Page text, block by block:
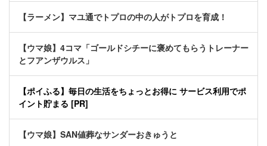
【ラーメン】マユ通でトプロの中の人がトプロを育成！
【ウマ娘】4コマ「ゴールドシチーに褒めてもらうトレーナー
とフアンザウルス」
【ポイふる】毎日の生活をちょっとお得に サービス利用でポ
イント貯まる [PR]
【ウマ娘】SAN値葬なサンダーおきゅうと